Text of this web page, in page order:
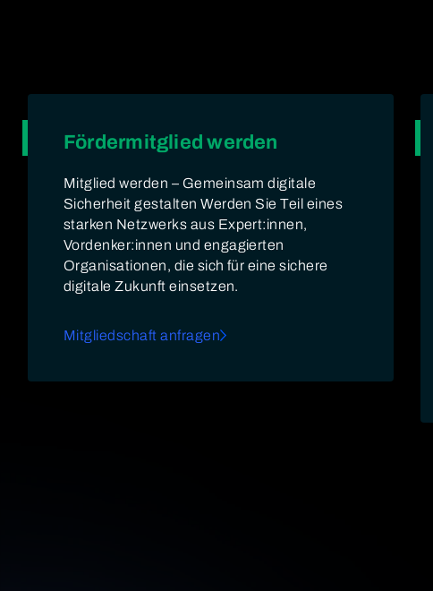
Fördermitglied werden
Mitglied werden – Gemeinsam digitale
Sicherheit gestalten Werden Sie Teil eines
starken Netzwerks aus Expert:innen,
Vordenker:innen und engagierten
Organisationen, die sich für eine sichere
digitale Zukunft einsetzen.
Mitgliedschaft anfragen